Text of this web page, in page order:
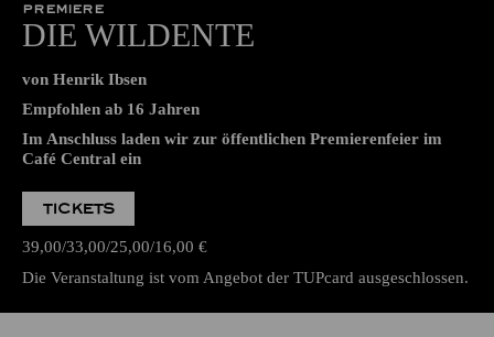
PREMIERE
DIE WILDENTE
von Henrik Ibsen
Empfohlen ab 16 Jahren
Im Anschluss laden wir zur öffentlichen Premierenfeier im
Café Central ein
TICKETS
39,00 33,00 25,00 16,00 €
Die Veranstaltung ist vom Angebot der TUPcard ausgeschlossen.